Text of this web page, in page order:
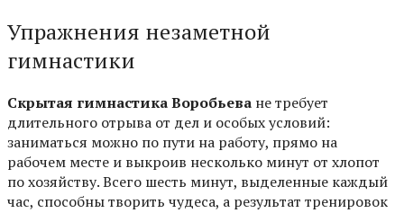
Упражнения незаметной
гимнастики
Скрытая гимнастика Воробьева не требует
длительного отрыва от дел и особых условий:
заниматься можно по пути на работу, прямо на
рабочем месте и выкроив несколько минут от хлопот
по хозяйству. Всего шесть минут, выделенные каждый
час, способны творить чудеса, а результат тренировок